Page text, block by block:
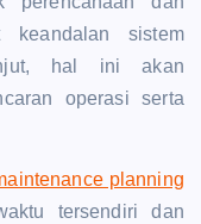
keandalan sistem
hal ini akan
operasi serta
planning
tersendiri dan